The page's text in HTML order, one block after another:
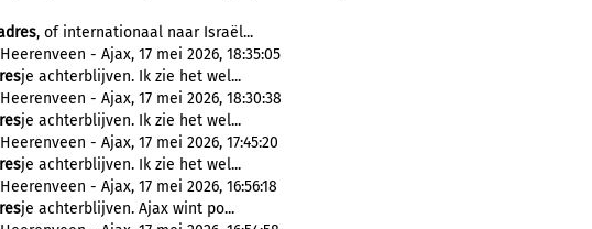
, of internationaal naar Israël...
- Ajax, 17 mei 2026, 18:35:05
je achterblijven. Ik zie het wel...
- Ajax, 17 mei 2026, 18:30:38
je achterblijven. Ik zie het wel...
- Ajax, 17 mei 2026, 17:45:20
je achterblijven. Ik zie het wel...
- Ajax, 17 mei 2026, 16:56:18
je achterblijven. Ajax wint po...